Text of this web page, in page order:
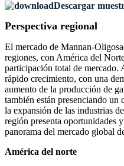
Descargar
Perspectiva regional
El mercado de Mannan-
regiones, con América del
participación total de mercado.
rápido crecimiento, con una
aumento de la producción de
también están presenciando
la expansión de las industrias
región presenta oportunidades
panorama del mercado global
América del norte